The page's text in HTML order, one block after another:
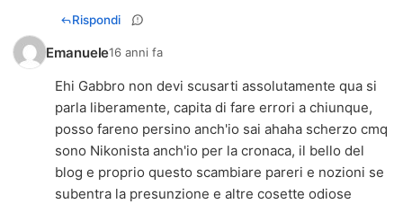
Rispondi
Emanuele16 anni fa
Ehi Gabbro non devi scusarti assolutamente qua si
parla liberamente, capita di fare errori a chiunque,
posso fareno persino anch'io sai ahaha scherzo cmq
sono Nikonista anch'io per la cronaca, il bello del
blog e proprio questo scambiare pareri e nozioni se
subentra la presunzione e altre cosette odiose